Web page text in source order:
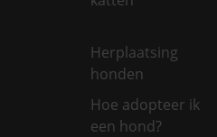
Herplaatsing
honden
Hoe adopteer ik
een hond?